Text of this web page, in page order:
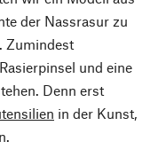
der Nassrasur zu
Zumindest
und eine
Denn erst
in der Kunst,
Nach oben